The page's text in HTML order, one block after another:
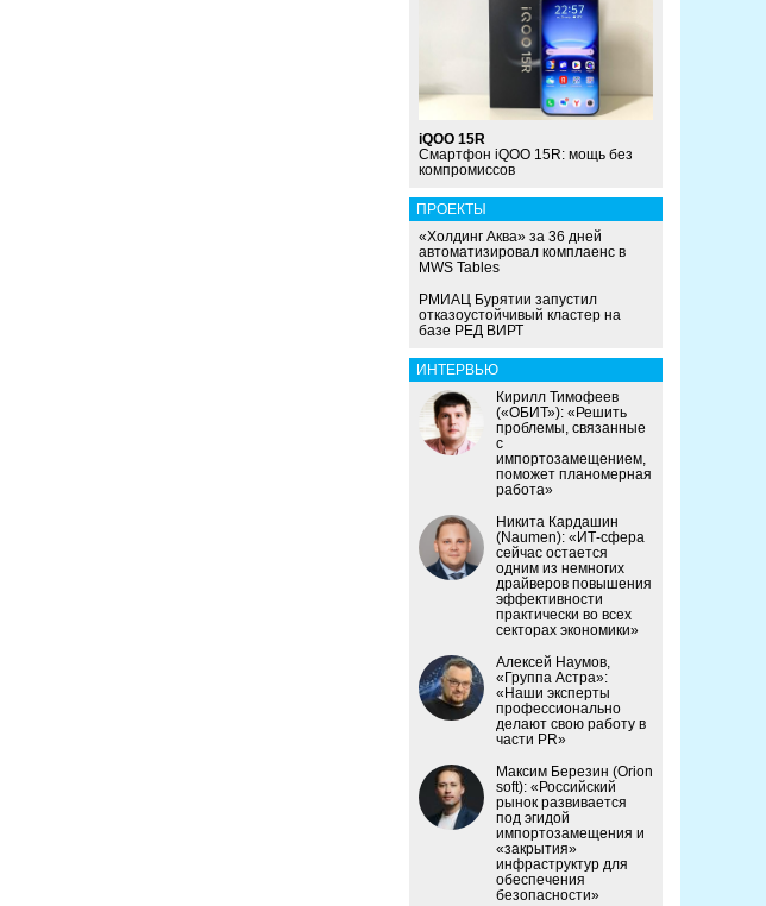
iQOO 15R
Смартфон iQOO 15R: мощь без
компромиссов
ПРОЕКТЫ
«Холдинг Аква» за 36 дней
автоматизировал комплаенс в
MWS Tables
РМИАЦ Бурятии запустил
отказоустойчивый кластер на
базе РЕД ВИРТ
ИНТЕРВЬЮ
Кирилл Тимофеев
(«ОБИТ»): «Решить
проблемы, связанные
с
импортозамещением,
поможет планомерная
работа»
Никита Кардашин
(Naumen): «ИТ-сфера
сейчас остается
одним из немногих
драйверов повышения
эффективности
практически во всех
секторах экономики»
Алексей Наумов,
«Группа Астра»:
«Наши эксперты
профессионально
делают свою работу в
части PR»
Максим Березин (Orion
soft): «Российский
рынок развивается
под эгидой
импортозамещения и
«закрытия»
инфраструктур для
обеспечения
безопасности»